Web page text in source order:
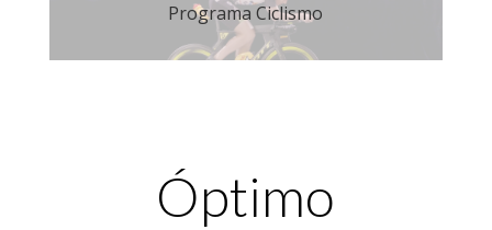
Programa Ciclismo
Óptimo